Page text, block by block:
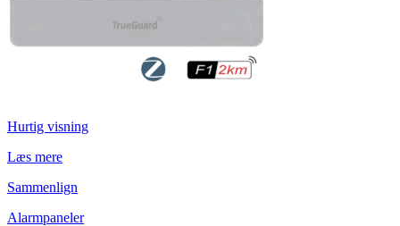
Hurtig visning
Læs mere
Sammenlign
Alarmpaneler